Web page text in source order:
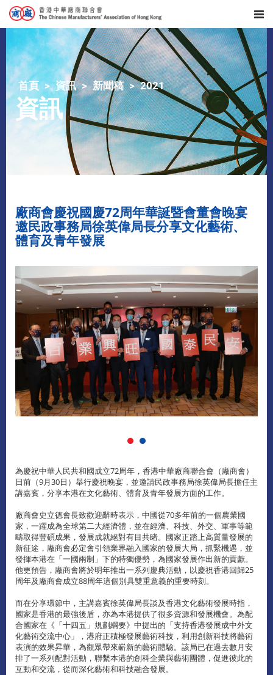
首頁 資訊 新聞稿 2021
資訊
廠商會慶祝國慶72周年華誕暨會董會晚宴
邀民政事務局徐英偉局長分享文化藝術、
體育及青年發展
為慶祝中華人民共和國成立72周年，香港中華廠商聯合會（廠商會）
日前（9月30日）舉行慶祝晚宴，並邀請民政事務局徐英偉局長擔任主
講嘉賓，分享本港在文化藝術、體育及青年發展方面的工作。
廠商會史立德會長致歡迎辭時表示，中國從70多年前的一個農業國
家，一躍成為全球第二大經濟體，並在經濟、科技、外交、軍事等範
疇取得豐碩成果，發展成就絕對有目共睹。國家正踏上高質量發展的
新征途，廠商會必定會引領業界融入國家的發展大局，抓緊機遇，並
發揮本港在「一國兩制」下的特獨優勢，為國家發展作出新的貢獻。
他更預告，廠商會將於明年推出一系列慶典活動，以慶祝香港回歸25
周年及廠商會成立88周年這個別具雙重意義的重要時刻。
而在分享環節中，主講嘉賓徐英偉局長談及香港文化藝術發展時指，
國家是香港的最強後盾，亦為本港提供了很多資源和發展機會。為配
合國家在《「十四五」規劃綱要》中提出的「支持香港發展成中外文
化藝術交流中心」，港府正積極發展藝術科技，利用創新科技將藝術
表演的效果昇華，為觀眾帶來嶄新的藝術體驗。該局已在過去數月安
排了一系列配對活動，聯繫本港的創科企業與藝術團體，促進彼此的
互動和交流，從而深化藝術和科技融合發展。